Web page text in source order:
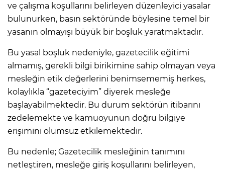
ve çalışma koşullarını belirleyen düzenleyici yasalar
bulunurken, basın sektöründe böylesine temel bir
yasanın olmayışı büyük bir boşluk yaratmaktadır.
Bu yasal boşluk nedeniyle, gazetecilik eğitimi
almamış, gerekli bilgi birikimine sahip olmayan veya
mesleğin etik değerlerini benimsememiş herkes,
kolaylıkla “gazeteciyim” diyerek mesleğe
başlayabilmektedir. Bu durum sektörün itibarını
zedelemekte ve kamuoyunun doğru bilgiye
erişimini olumsuz etkilemektedir.
Bu nedenle; Gazetecilik mesleğinin tanımını
netleştiren, mesleğe giriş koşullarını belirleyen,